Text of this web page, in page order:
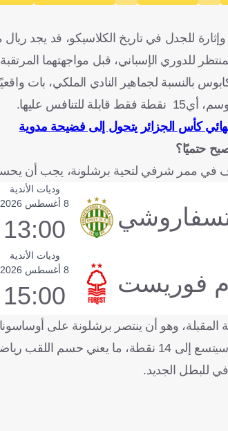
للجدل في تاريخ الكلاسيكو، قد يجد
الإسباني، قبل مواجهتهما المرتقبة في كامب نو
كأس الجزائر يتحول إلى فضيحة مدوية
حتميًا؟
في ممر شرفي لتحية برشلونة، يجب أن يحسم
وديات الأندية
8 أغسطس 2026
13:00
وديات الأندية
فوريست 8 أغسطس 2026
15:00
المقبلة، وهو أن ينتصر برشلونة على
وإذا تحقق هذا الأمر، فإن الفارق سيتسع إلى 14
للبطل الجديد.